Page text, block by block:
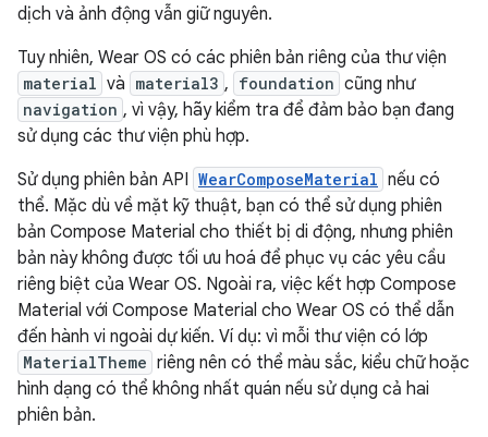
dịch và ảnh động vẫn giữ nguyên.
Tuy nhiên, Wear OS có các phiên bản riêng của thư viện
material và material3 , foundation cũng như
navigation , vì vậy, hãy kiểm tra để đảm bảo bạn đang
sử dụng các thư viện phù hợp.
Sử dụng phiên bản API WearComposeMaterial nếu có
thể. Mặc dù về mặt kỹ thuật, bạn có thể sử dụng phiên
bản Compose Material cho thiết bị di động, nhưng phiên
bản này không được tối ưu hoá để phục vụ các yêu cầu
riêng biệt của Wear OS. Ngoài ra, việc kết hợp Compose
Material với Compose Material cho Wear OS có thể dẫn
đến hành vi ngoài dự kiến. Ví dụ: vì mỗi thư viện có lớp
MaterialTheme riêng nên có thể màu sắc, kiểu chữ hoặc
hình dạng có thể không nhất quán nếu sử dụng cả hai
phiên bản.